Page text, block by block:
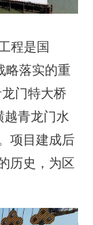
程是国
略落实的重
门特大桥
越青龙门水
项目建成后
历史，为区